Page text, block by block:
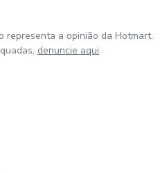
representa a opinião da Hotmart.
denuncie aqui